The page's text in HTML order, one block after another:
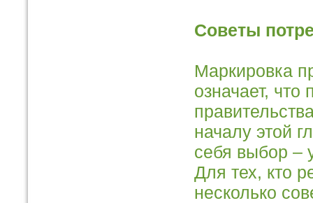
Советы
Маркировка
означает,
началу этой
себя выбор –
Для тех, кто
несколько